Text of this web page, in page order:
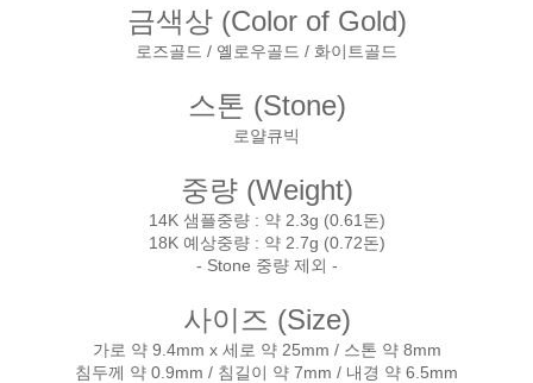
금색상 (Color of Gold)
로즈골드 / 옐로우골드 / 화이트골드
스톤 (Stone)
로얄큐빅
중량 (Weight)
14K 샘플중량 : 약 2.3g (0.61돈)
18K 예상중량 : 약 2.7g (0.72돈)
- Stone 중량 제외 -
사이즈 (Size)
가로 약 9.4mm x 세로 약 25mm / 스톤 약 8mm
침두께 약 0.9mm / 침길이 약 7mm / 내경 약 6.5mm